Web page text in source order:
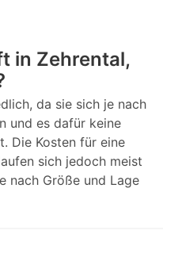
in Zehrental,
da sie sich je nach
und es dafür keine
Die Kosten für eine
sich jedoch meist
nach Größe und Lage